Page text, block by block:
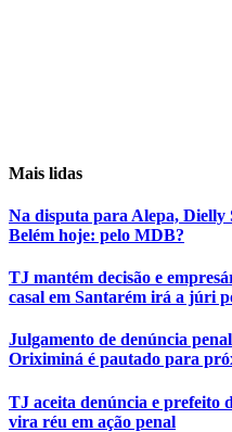
Mais lidas
Na disputa para Alepa, Dielly
Belém hoje: pelo MDB?
TJ mantém decisão e
casal em Santarém irá a júri
Julgamento de denúncia
Oriximiná é pautado para
TJ aceita denúncia e prefeito
vira réu em ação penal